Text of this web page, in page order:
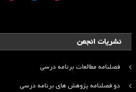
نشریات انجمن
فصلنامه مطالعات برنامه درسی
دو فصلنامه پژوهش های برنامه درسی